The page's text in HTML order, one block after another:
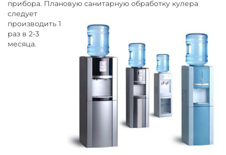
прибора. Плановую санитарную обработку кулера
следует
производить 1
раз в 2-3
месяца.